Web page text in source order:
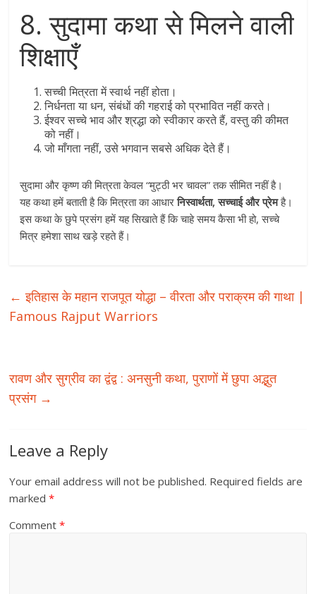
8. सुदामा कथा से मिलने वाली
शिक्षाएँ
सच्ची मित्रता में स्वार्थ नहीं होता।
निर्धनता या धन, संबंधों की गहराई को प्रभावित नहीं करते।
ईश्वर सच्चे भाव और श्रद्धा को स्वीकार करते हैं, वस्तु की कीमत
को नहीं।
जो माँगता नहीं, उसे भगवान सबसे अधिक देते हैं।
सुदामा और कृष्ण की मित्रता केवल “मुट्ठी भर चावल” तक सीमित नहीं है।
यह कथा हमें बताती है कि मित्रता का आधारनिस्वार्थता, सच्चाई और प्रेमहै।
इस कथा के छुपे प्रसंग हमें यह सिखाते हैं कि चाहे समय कैसा भी हो, सच्चे
मित्र हमेशा साथ खड़े रहते हैं।
← इतिहास के महान राजपूत योद्धा – वीरता और पराक्रम की गाथा |
Famous Rajput Warriors
रावण और सुग्रीव का द्वंद्व : अनसुनी कथा, पुराणों में छुपा अद्भुत
प्रसंग →
Leave a Reply
Your email address will not be published. Required fields are
marked*
Comment*